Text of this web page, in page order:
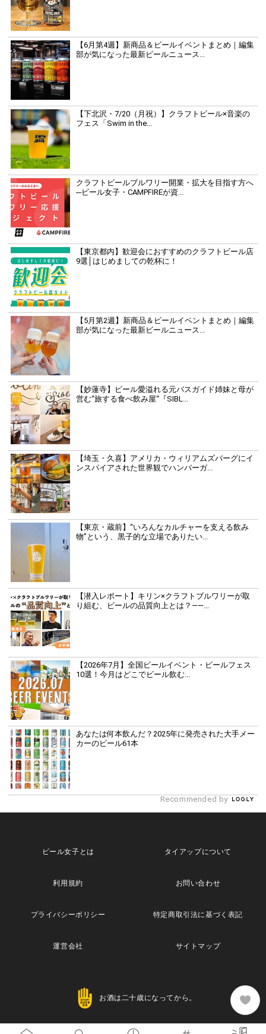
【6月第4週】新商品＆ビールイベントまとめ｜編集
部が気になった最新ビールニュース...
【下北沢・7/20（月祝）】クラフトビール×音楽の
フェス「Swim in the...
クラフトビールブルワリー開業・拡大を目指す方へ
─ビール女子・CAMPFIREが資...
【東京都内】歓迎会におすすめのクラフトビール店
9選│はじめましての乾杯に！
【5月第2週】新商品＆ビールイベントまとめ｜編集
部が気になった最新ビールニュース...
【妙蓮寺】ビール愛溢れる元バスガイド姉妹と母が
営む“旅する食べ飲み屋“『SIBL...
【埼玉・久喜】アメリカ・ウィリアムズバーグにイ
ンスパイアされた世界観でハンバーガ...
【東京・蔵前】“いろんなカルチャーを支える飲み
物”という、黒子的な立場でありたい...
【潜入レポート】キリン×クラフトブルワリーが取
り組む、ビールの品質向上とは？――...
【2026年7月】全国ビールイベント・ビールフェス
10選！今月はどこでビール飲む...
あなたは何本飲んだ？2025年に発売された大手メー
カーのビール61本
Recommended by
ビール女子とは タイアップについて
利用規約 お問い合わせ
プライバシーポリシー 特定商取引法に基づく表記
運営会社 サイトマップ
お酒は二十歳になってから。
Copyright© 2013 Maische Inc. All Rights Reserved